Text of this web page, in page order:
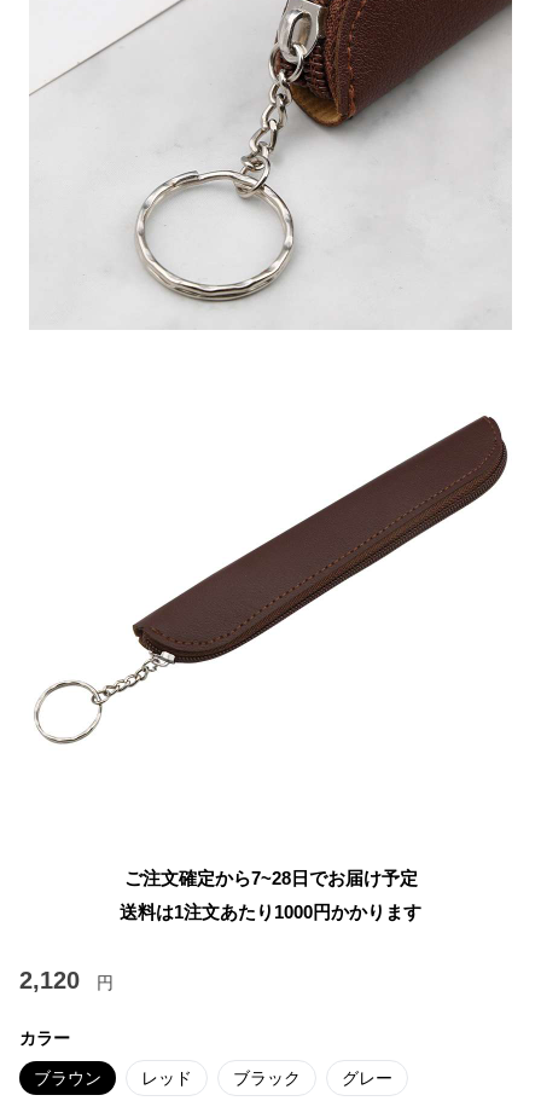
ご注文確定から7~28日でお届け予定
送料は1注文あたり 1000円かかります
2,120 円
カラー
ブラウン レッド ブラック グレー